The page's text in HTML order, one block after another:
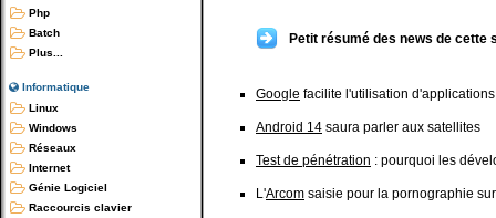
Php
Batch
Plus...
Informatique
Linux
Windows
Réseaux
Internet
Génie Logiciel
Raccourcis clavier
Petit résumé des news de cette
Google facilite l'utilisation
Android 14 saura parler aux satellites
Test de pénétration : pourquoi les
L'Arcom saisie pour la pornographie